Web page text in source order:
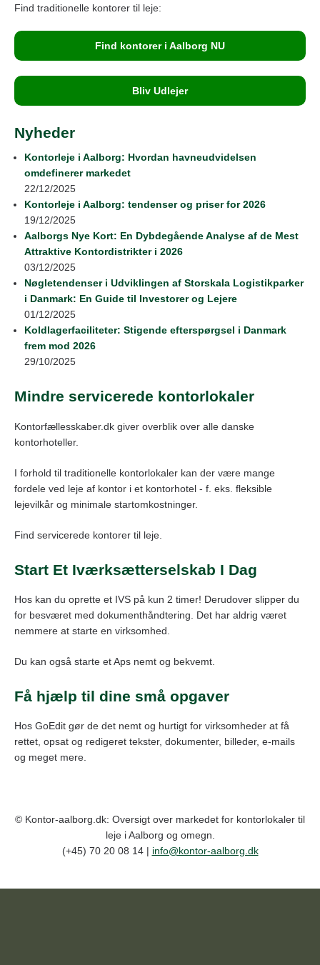
Find traditionelle kontorer til leje:
Find kontorer i Aalborg NU
Bliv Udlejer
Nyheder
Kontorleje i Aalborg: Hvordan havneudvidelsen
omdefinerer markedet
22/12/2025
Kontorleje i Aalborg: tendenser og priser for 2026
19/12/2025
Aalborgs Nye Kort: En Dybdegående Analyse af de Mest
Attraktive Kontordistrikter i 2026
03/12/2025
Nøgletendenser i Udviklingen af Storskala Logistikparker
i Danmark: En Guide til Investorer og Lejere
01/12/2025
Koldlagerfaciliteter: Stigende efterspørgsel i Danmark
frem mod 2026
29/10/2025
Mindre servicerede kontorlokaler
Kontorfællesskaber.dk giver overblik over alle danske
kontorhoteller.
I forhold til traditionelle kontorlokaler kan der være mange
fordele ved leje af kontor i et kontorhotel - f. eks. fleksible
lejevilkår og minimale startomkostninger.
Find servicerede kontorer til leje.
Start Et Iværksætterselskab I Dag
Hos kan du oprette et IVS på kun 2 timer! Derudover slipper du
for besværet med dokumenthåndtering. Det har aldrig været
nemmere at starte en virksomhed.
Du kan også starte et Aps nemt og bekvemt.
Få hjælp til dine små opgaver
Hos GoEdit gør de det nemt og hurtigt for virksomheder at få
rettet, opsat og redigeret tekster, dokumenter, billeder, e-mails
og meget mere.
© Kontor-aalborg.dk: Oversigt over markedet for kontorlokaler til
leje i Aalborg og omegn.
(+45) 70 20 08 14 | info@kontor-aalborg.dk